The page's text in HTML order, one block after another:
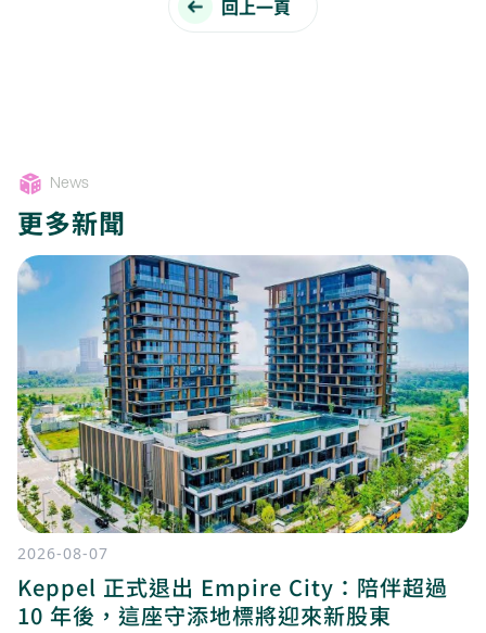
回上一頁
News
更多新聞
2026-08-07
Keppel 正式退出 Empire City：陪伴超過
10 年後，這座守添地標將迎來新股東